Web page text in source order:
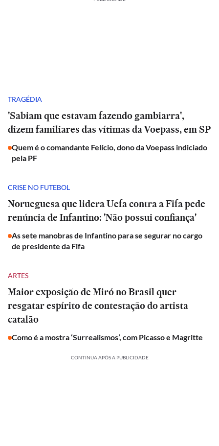
TRAGÉDIA
'Sabiam que estavam fazendo gambiarra',
dizem familiares das vítimas da Voepass, em SP
Quem é o comandante Felício, dono da Voepass indiciado
pela PF
CRISE NO FUTEBOL
Norueguesa que lidera Uefa contra a Fifa pede
renúncia de Infantino: 'Não possui confiança'
As sete manobras de Infantino para se segurar no cargo
de presidente da Fifa
ARTES
Maior exposição de Miró no Brasil quer
resgatar espírito de contestação do artista
catalão
Como é a mostra ‘Surrealismos’, com Picasso e Magritte
CONTINUA APÓS A PUBLICIDADE